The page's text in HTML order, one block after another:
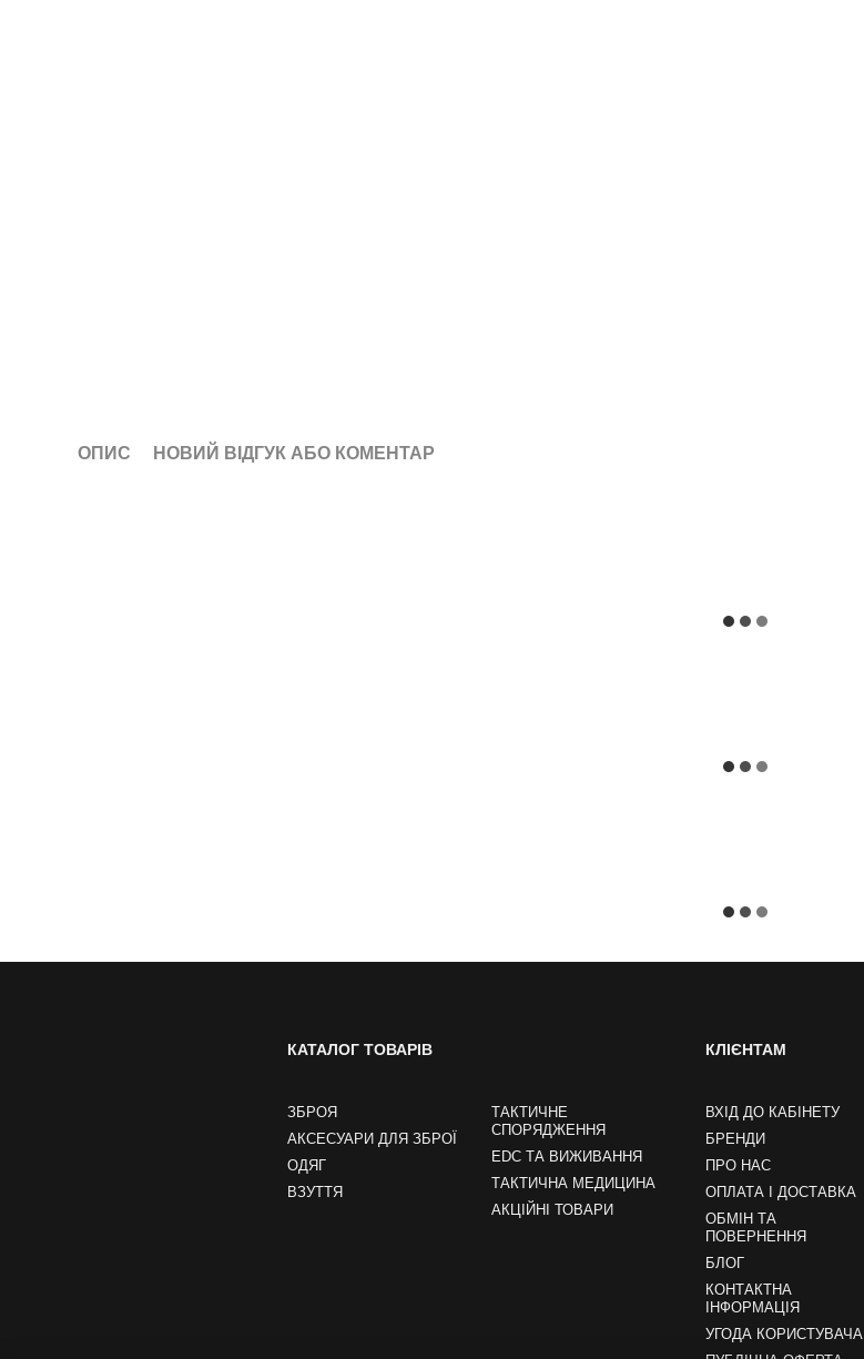
ОПИС НОВИЙ ВІДГУК АБО КОМЕНТАР
КАТАЛОГ ТОВАРІВ
ЗБРОЯ
АКСЕСУАРИ ДЛЯ ЗБРОЇ
ОДЯГ
ВЗУТТЯ
ТАКТИЧНЕ
СПОРЯДЖЕННЯ
EDC ТА ВИЖИВАННЯ
ТАКТИЧНА МЕДИЦИНА
АКЦІЙНІ ТОВАРИ
КЛІЄНТАМ
ВХІД ДО КАБІНЕТУ
БРЕНДИ
ПРО НАС
ОПЛАТА І ДОСТАВКА
ОБМІН ТА
ПОВЕРНЕННЯ
БЛОГ
КОНТАКТНА
ІНФОРМАЦІЯ
УГОДА КОРИСТУВАЧА